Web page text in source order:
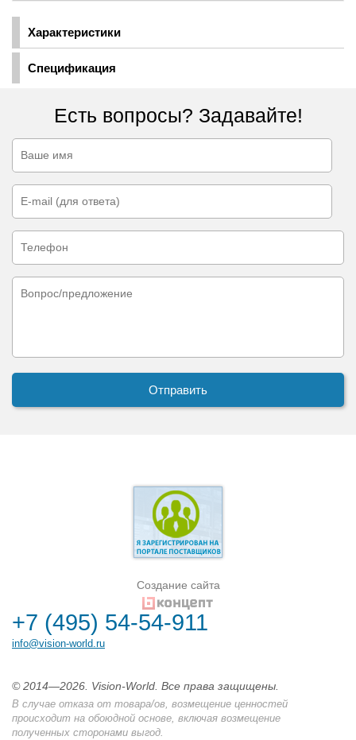
Характеристики
Спецификация
Есть вопросы? Задавайте!
Создание сайта
+7 (495) 54-54-911
info@vision-world.ru
© 2014—2026. Vision-World. Все права защищены.
В случае отказа от товара/ов, возмещение ценностей
происходит на обоюдной основе, включая возмещение
полученных сторонами выгод.